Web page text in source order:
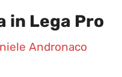
in Lega Pro
Andronaco